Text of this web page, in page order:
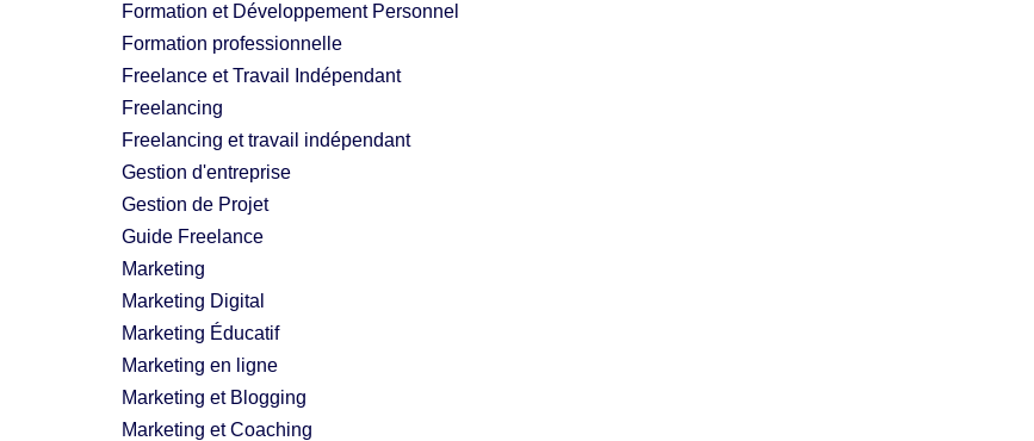
Formation et Développement Personnel
Formation professionnelle
Freelance et Travail Indépendant
Freelancing
Freelancing et travail indépendant
Gestion d'entreprise
Gestion de Projet
Guide Freelance
Marketing
Marketing Digital
Marketing Éducatif
Marketing en ligne
Marketing et Blogging
Marketing et Coaching